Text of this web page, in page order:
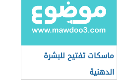
ماسكات تفتيح للبشرة
الدهنية